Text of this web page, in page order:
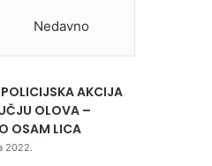
Nedavno
POLICIJSKA AKCIJA
OLOVA –
OSAM LICA
2022.